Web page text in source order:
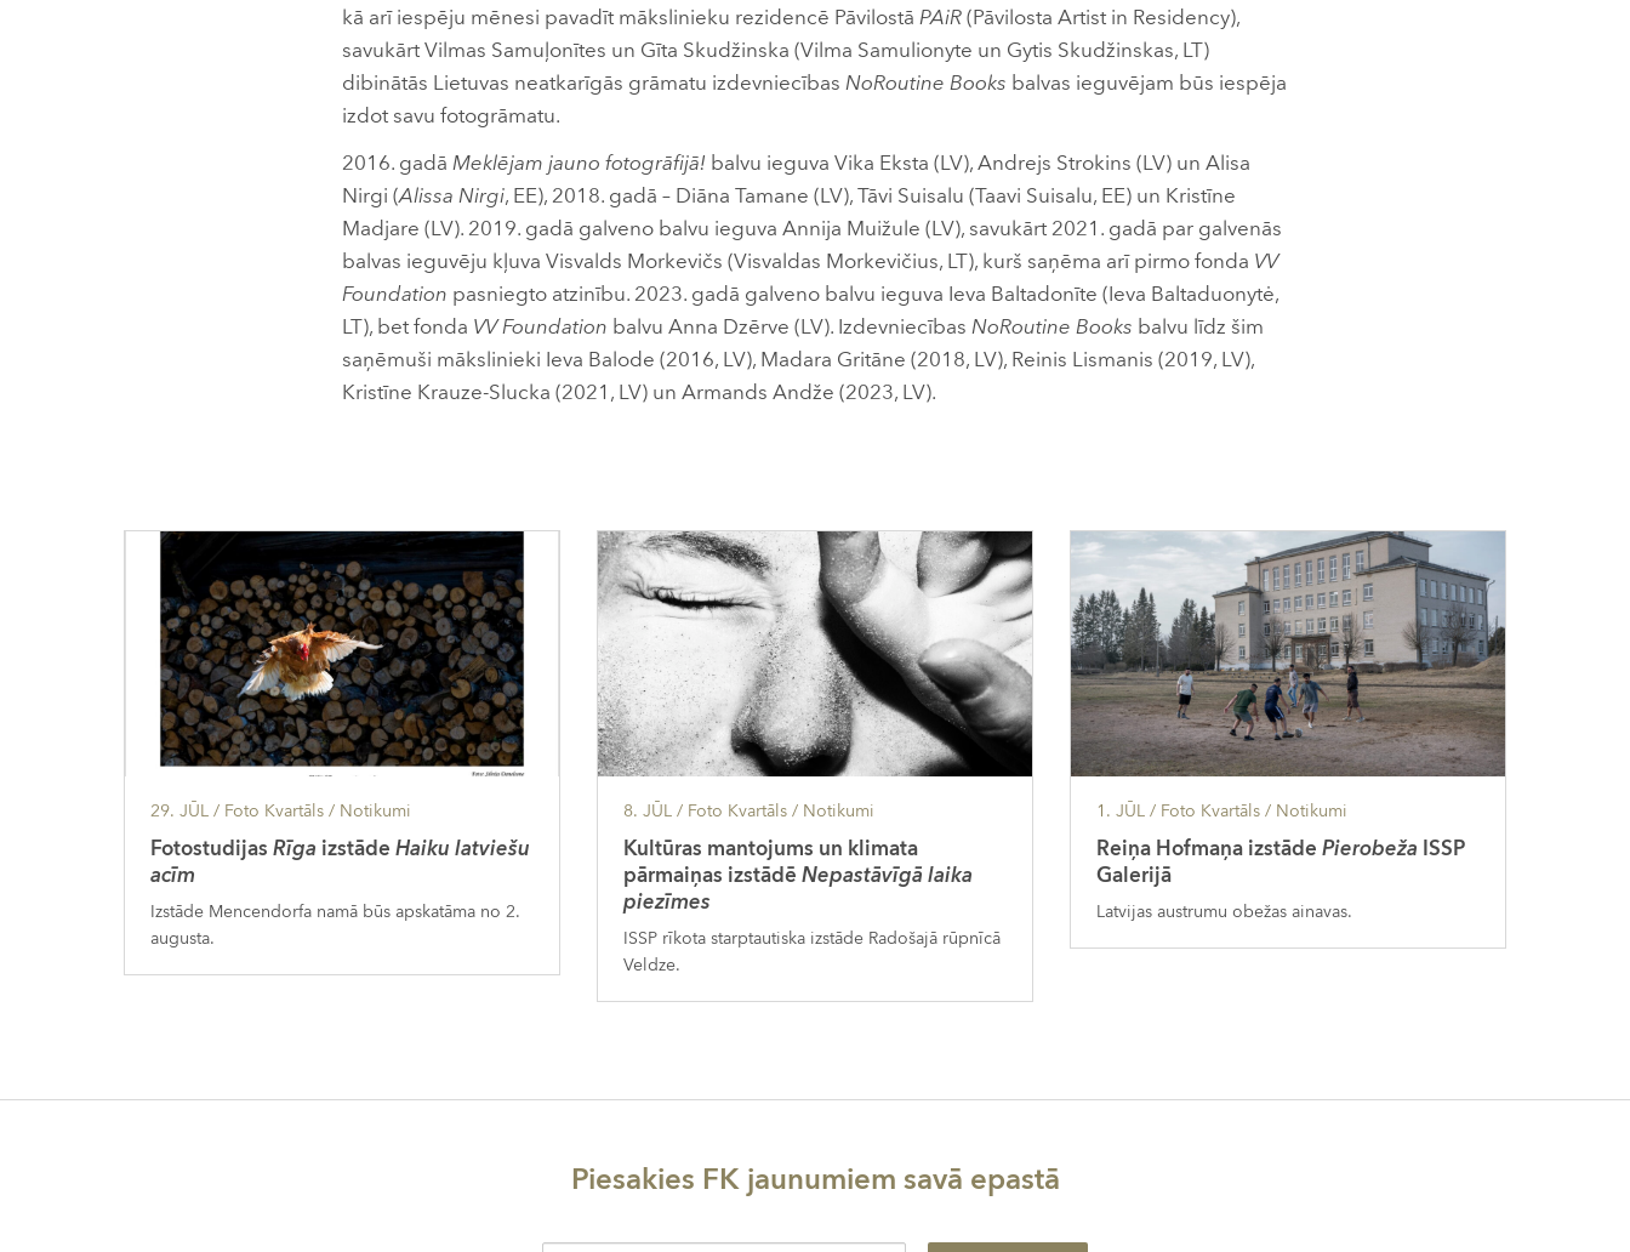
kā arī iespēju mēnesi pavadīt mākslinieku rezidencē Pāvilostā PAiR(Pāvilosta Artist in Residency),
savukārt Vilmas Samuļonītes un Gīta Skudžinska (Vilma Samulionyte un Gytis Skudžinskas, LT)
dibinātās Lietuvas neatkarīgās grāmatu izdevniecības NoRoutine Books balvas ieguvējam būs iespēja
izdot savu fotogrāmatu.
2016. gadā Meklējam jauno fotogrāfijā! balvu ieguva Vika Eksta (LV), Andrejs Strokins (LV) un Alisa
Nirgi (Alissa Nirgi, EE), 2018. gadā – Diāna Tamane (LV), Tāvi Suisalu (Taavi Suisalu, EE) un Kristīne
Madjare (LV). 2019. gadā galveno balvu ieguva Annija Muižule (LV), savukārt 2021. gadā par galvenās
balvas ieguvēju kļuva Visvalds Morkevičs (Visvaldas Morkevičius, LT), kurš saņēma arī pirmo fonda VV
Foundation pasniegto atzinību. 2023. gadā galveno balvu ieguva Ieva Baltadonīte (Ieva Baltaduonytė,
LT), bet fonda VV Foundation balvu Anna Dzērve (LV). Izdevniecības NoRoutine Books balvu līdz šim
saņēmuši mākslinieki Ieva Balode (2016, LV), Madara Gritāne (2018, LV), Reinis Lismanis (2019, LV),
Kristīne Krauze-Slucka (2021, LV) un Armands Andže (2023, LV).
29. JŪL / Foto Kvartāls / Notikumi
Fotostudijas Rīga izstāde Haiku latviešu
acīm
Izstāde Mencendorfa namā būs apskatāma no 2.
augusta.
8. JŪL/ Foto Kvartāls / Notikumi
Kultūras mantojums un klimata
pārmaiņas izstādē Nepastāvīgā laika
piezīmes
ISSP rīkota starptautiska izstāde Radošajā rūpnīcā
Veldze.
1. JŪL/ Foto Kvartāls / Notikumi
Reiņa Hofmaņa izstāde Pierobeža ISSP
Galerijā
Latvijas austrumu obežas ainavas.
Piesakies FK jaunumiem savā epastā